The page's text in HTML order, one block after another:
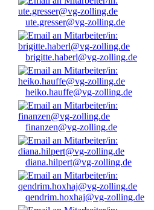
ute.gresser@vg-zolling.de
brigitte.haberl@vg-zolling.de
heiko.hauffe@vg-zolling.de
finanzen@vg-zolling.de
diana.hilpert@vg-zolling.de
qendrim.hoxhaj@vg-zolling.de